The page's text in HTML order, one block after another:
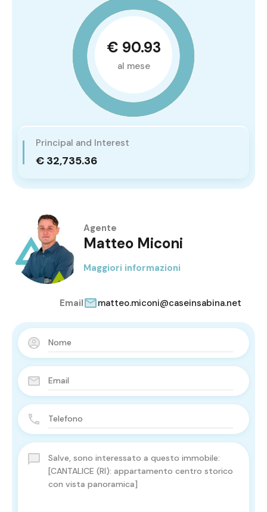
€ 90.93
al mese
Principal and Interest
€ 32,735.36
Agente
Matteo Miconi
Maggiori informazioni
Email matteo.miconi@caseinsabina.net